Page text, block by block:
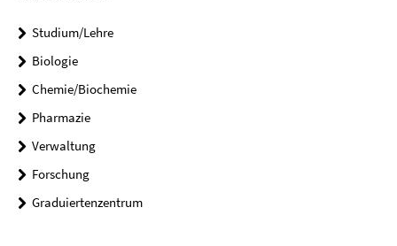
Studium/Lehre
Biologie
Chemie/Biochemie
Pharmazie
Verwaltung
Forschung
Graduiertenzentrum